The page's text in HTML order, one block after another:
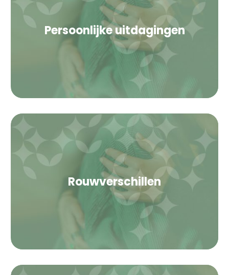
Persoonlijke uitdagingen
Rouwverschillen